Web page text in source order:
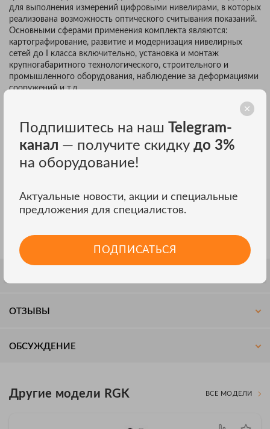
для выполнения измерений цифровыми нивелирами, в которых
реализована возможность оптического считывания показаний.
Основными сферами применения комплекта являются:
картографирование, развитие и модернизация нивелирных
сетей до I класса включительно, установка и монтаж
крупногабаритного технологического, строительного и
промышленного оборудования, наблюдение за деформациями
сооружений и т.д.
ПРЕИМУЩЕСТВА
3-метровые рейки из комплекта RGK INVAR 053 удобно
использовать при значительных перепадах высот на
местности. При проложении ходов при этом можно выполнять
количеством точек замеров, сокращая тем самым затраты
времени и трудоемкость работ. 5-миллиметровая шкала
позволяет считывать показания с разрешением в 0,05 мм при
приспособлением.
ОТЗЫВЫ
ОБСУЖДЕНИЕ
Другие модели RGK ВСЕ МОДЕЛИ
Подпишитесь на наш Telegram-
канал — получите скидку до 3%
на оборудование!
Актуальные новости, акции и специальные
предложения для специалистов.
ПОДПИСАТЬСЯ